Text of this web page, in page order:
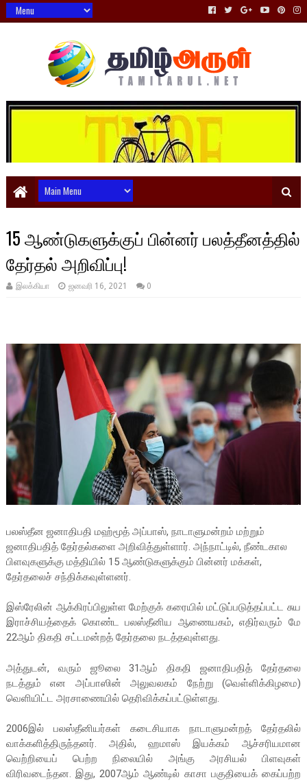
15 ஆண்டுகளுக்குப் பின்னர் பலத்தீனத்தில்
தேர்தல் அறிவிப்பு!
இலக்கியா ஜனவரி 16, 2021 0
பலஸ்தீன ஜனாதிபதி மஹ்மூத் அப்பாஸ், நாடாளுமன்றம் மற்றும்
ஜனாதிபதித் தேர்தல்களை அறிவித்துள்ளார். அந்நாட்டில், நீண்டகால
பிளவுகளுக்கு மத்தியில் 15 ஆண்டுகளுக்கும் பின்னர் மக்கள்,
தேர்தலைச் சந்திக்கவுள்ளனர்.
இஸ்ரேலின் ஆக்கிரப்பிலுள்ள மேற்குக் கரையில் மட்டுப்படுத்தப்பட்ட சுய
இராச்சியத்தைக் கொண்ட பலஸ்தீனிய ஆணையகம், எதிர்வரும் மே
22ஆம் திகதி சட்டமன்றத் தேர்தலை நடத்தவுள்ளது.
அத்துடன், வரும் ஜூலை 31ஆம் திகதி ஜனாதிபதித் தேர்தலை
நடத்தும் என அப்பாஸின் அலுவலகம் நேற்று (வெள்ளிக்கிழமை)
வெளியிட்ட அரசாணையில் தெரிவிக்கப்பட்டுள்ளது.
2006இல் பலஸ்தீனியர்கள் கடைசியாக நாடாளுமன்றத் தேர்தலில்
வாக்களித்திருந்தனர். அதில், ஹமாஸ் இயக்கம் ஆச்சரியமான
வெற்றியைப் பெற்ற நிலையில் அங்கு அரசியல் பிளவுகள்
விரிவடைந்தன. இது, 2007ஆம் ஆண்டில் காசா பகுதியைக் கைப்பற்ற